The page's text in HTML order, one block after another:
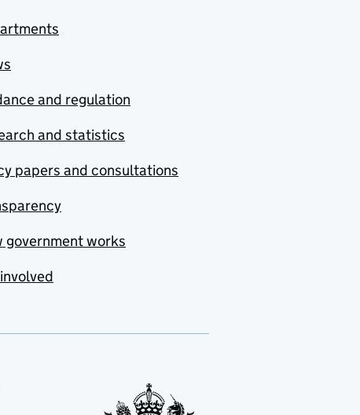
and regulation
and statistics
papers and consultations
government works